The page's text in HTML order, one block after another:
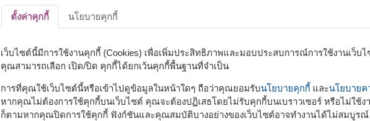
ตั้งค่าคุกกี้ นโยบายคุกกี้
เว็บไซต์นี้มีการใช้งานคุกกี้ (Cookies) เพื่อเพิ่มประสิทธิภาพและมอบประสบการณ์การใช้งานเว็
คุณสามารถเลือก เปิด/ปิด คุกกี้ได้ยกเว้นคุกกี้พื้นฐานที่จำเป็น
การที่คุณใช้เว็บไซต์นี้หรือเข้าไปดูข้อมูลในหน้าใดๆ ถือว่าคุณยอมรับนโยบายคุกกี้ และนโยบายค
หากคุณไม่ต้องการใช้คุกกี้บนเว็บไซต์ คุณจะต้องปฏิเสธโดยไม่รับคุกกี้บนเบราวเซอร์ หรือไม่ใช้ง
ก็ตามหากคุณปิดการใช้คุกกี้ ฟังก์ชันและคุณสมบัติบางอย่างของเว็บไซต์อาจทำงานได้ไม่สมบูรณ์